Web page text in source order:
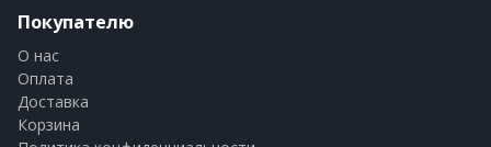
Покупателю
О нас
Оплата
Доставка
Корзина